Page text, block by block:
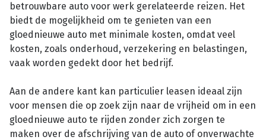
betrouwbare auto voor werk gerelateerde reizen. Het
biedt de mogelijkheid om te genieten van een
gloednieuwe auto met minimale kosten, omdat veel
kosten, zoals onderhoud, verzekering en belastingen,
vaak worden gedekt door het bedrijf.
Aan de andere kant kan particulier leasen ideaal zijn
voor mensen die op zoek zijn naar de vrijheid om in een
gloednieuwe auto te rijden zonder zich zorgen te
maken over de afschrijving van de auto of onverwachte